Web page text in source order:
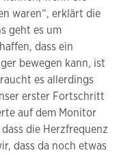
waren“, erklärt die
geht es um
dass ein
bewegen kann, ist
es allerdings
erster Fortschritt
auf dem Monitor
die Herzfrequenz
dass da noch etwas